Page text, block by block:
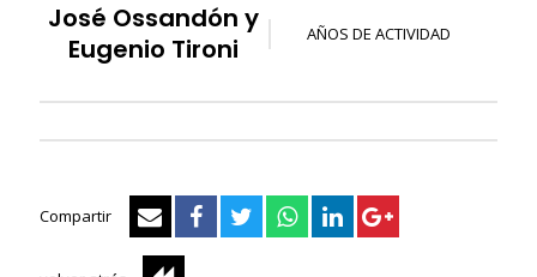
José Ossandón y
Eugenio Tironi
AÑOS DE ACTIVIDAD
Compartir